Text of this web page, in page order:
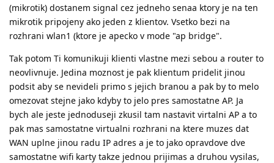
(mikrotik) dostanem signal cez jedneho senaa ktory je na ten
mikrotik pripojeny ako jeden z klientov. Vsetko bezi na
rozhrani wlan1 (ktore je apecko v mode "ap bridge".
Tak potom Ti komunikuji klienti vlastne mezi sebou a router to
neovlivnuje. Jedina moznost je pak klientum pridelit jinou
podsit aby se nevideli primo s jejich branou a pak by to melo
omezovat stejne jako kdyby to jelo pres samostatne AP. Ja
bych ale jeste jednoduseji zkusil tam nastavit virtalni AP a to
pak mas samostatne virtualni rozhrani na ktere muzes dat
WAN uplne jinou radu IP adres a je to jako opravdove dve
samostatne wifi karty takze jednou prijimas a druhou vysilas,